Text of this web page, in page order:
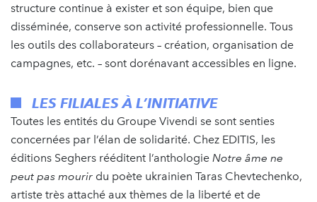
structure continue à exister et son équipe, bien que
disséminée, conserve son activité professionnelle. Tous
les outils des collaborateurs – création, organisation de
campagnes, etc. – sont dorénavant accessibles en ligne.
LES FILIALES À L’INITIATIVE
Toutes les entités du Groupe Vivendi se sont senties
concernées par l’élan de solidarité. Chez EDITIS, les
éditions Seghers rééditent l’anthologie Notre âme ne
peut pas mourir du poète ukrainien Taras Chevtechenko,
artiste très attaché aux thèmes de la liberté et de